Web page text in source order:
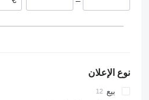
نوع الإعلان
بيع